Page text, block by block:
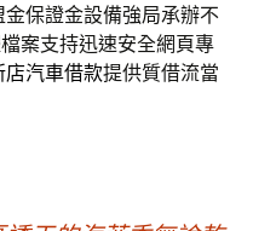
金保證金設備強局承辦不
案支持迅速安全網頁專
店汽車借款提供質借流當